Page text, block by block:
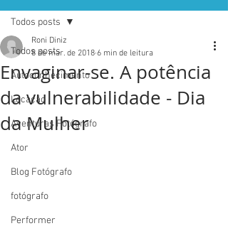
Todos posts
Autoconhecimento
Locação
Aventuras Fotógrafo
Ator
Blog Fotógrafo
fotógrafo
Performer
Todos posts
Envaginar-se. A potência
da vulnerabilidade - Dia
da Mulher
Roni Diniz
8 de mar. de 2018 6 min de leitura